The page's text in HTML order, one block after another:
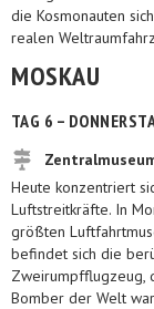
die Kosmonauten
realen
MOSKAU
TAG 6 –
Heute konzentriert
Luftstreitkräfte. In
größten
befindet sich die
Zweirumpfflugzeug,
Bomber der Welt